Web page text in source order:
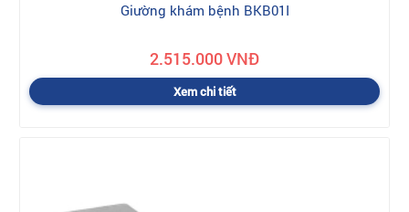
Giường khám bệnh BKB01I
2.515.000 VNĐ
Xem chi tiết